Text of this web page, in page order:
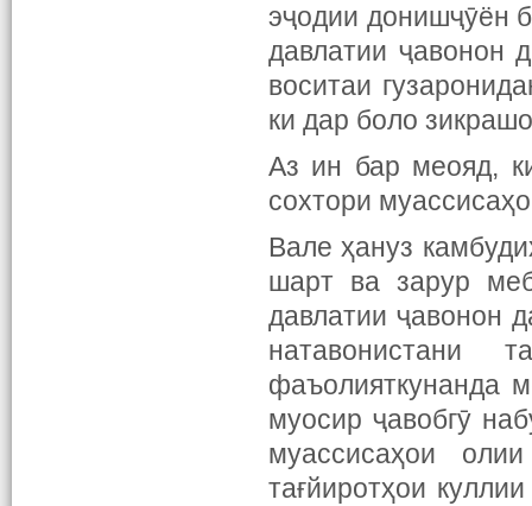
эҷодии донишҷӯён
давлатии ҷавонон
воситаи
ки дар боло
Аз ин бар меояд,
сохтори
Вале ҳануз
шарт ва зарур
давлатии ҷавонон
натавонистани
фаъолияткунанда
муосир ҷавобгӯ
муассисаҳои
тағйиротҳои